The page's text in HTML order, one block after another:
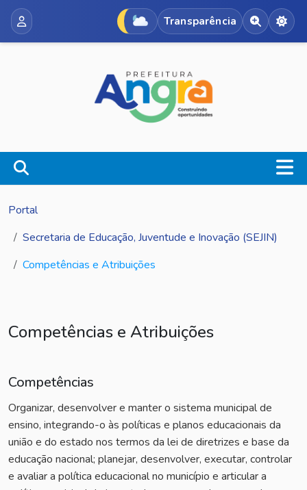
Transparência
Portal
Secretaria de Educação, Juventude e Inovação (SEJIN)
Competências e Atribuições
Competências e Atribuições
Competências
Organizar, desenvolver e manter o sistema municipal de
ensino, integrando-o às políticas e planos educacionais da
união e do estado nos termos da lei de diretrizes e base da
educação nacional; planejar, desenvolver, executar, controlar
e avaliar a política educacional no município e articular a